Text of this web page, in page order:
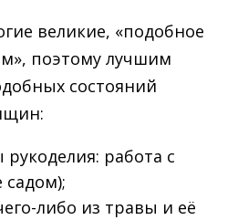
великие, «подобное
поэтому лучшим
состояний
работа с
садом);
либо из травы и её